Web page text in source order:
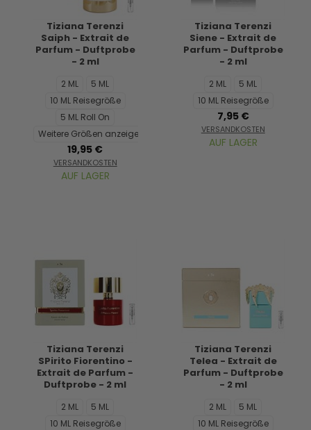
Tiziana Terenzi
Saiph - Extrait de
Parfum - Duftprobe
- 2 ml
2 ML
5 ML
10 ML Reisegröße
5 ML Roll On
Weitere Größen anzeigen...
19,95 €
VERSANDKOSTEN
AUF LAGER
Tiziana Terenzi
Siene - Extrait de
Parfum - Duftprobe
- 2 ml
2 ML
5 ML
10 ML Reisegröße
7,95 €
VERSANDKOSTEN
AUF LAGER
Tiziana Terenzi
SPirito Fiorentino -
Extrait de Parfum -
Duftprobe - 2 ml
2 ML
5 ML
10 ML Reisegröße
Tiziana Terenzi
Telea - Extrait de
Parfum - Duftprobe
- 2 ml
2 ML
5 ML
10 ML Reisegröße